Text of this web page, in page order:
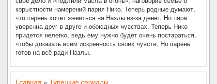
корыстности намерений парня Нико. Теперь родные думают,
что парень хочет жениться на Назлы из-за денег. Но пара
уверенна друг в друге и обоюдных чувствах. Теперь Нико
придется нелегко, ведь ему нужно будет очень постараться,
чтобы доказать всем искренность своих чувств. Но парень
готов на всё ради Назлы.
Главная » Турецкие сериалы